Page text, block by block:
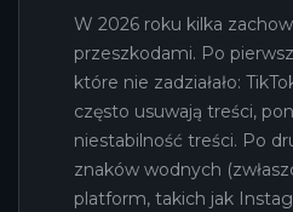
W 2026 roku kilka
przeszkodami. Po
które nie zadziałało:
często usuwają treści,
niestabilność treści. Po
znaków wodnych
platform, takich jak